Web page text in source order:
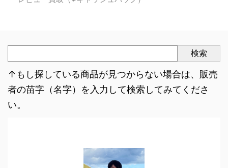
検索
↑もし探している商品が見つからない場合は、販売
者の苗字（名字）を入力して検索してみてくださ
い。